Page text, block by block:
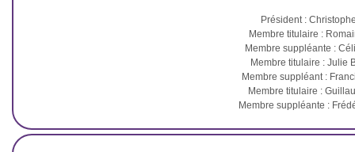
Président :
Membre titulaire :
Membre suppléante :
Membre titulaire : Julie
Membre suppléant :
Membre titulaire :
Membre suppléante :